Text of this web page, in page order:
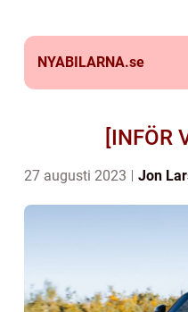
NYABILARNA.se
[INFÖR
27 augusti 2023 Jon